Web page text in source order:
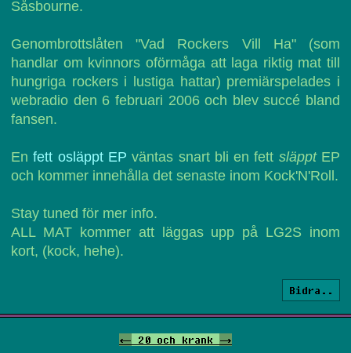
Såsbourne.
Genombrottslåten "Vad Rockers Vill Ha" (som
handlar om kvinnors oförmåga att laga riktig mat till
hungriga rockers i lustiga hattar) premiärspelades i
webradio den 6 februari 2006 och blev succé bland
fansen.
Enfett osläppt EP väntas snart bli en fett släpptEP
och kommer innehålla det senaste inom Kock'N'Roll.
Stay tuned för mer info.
ALL MAT kommer att läggas upp på LG2S inom
kort, (kock, hehe).
Bidra..
<- 20 och krank ->